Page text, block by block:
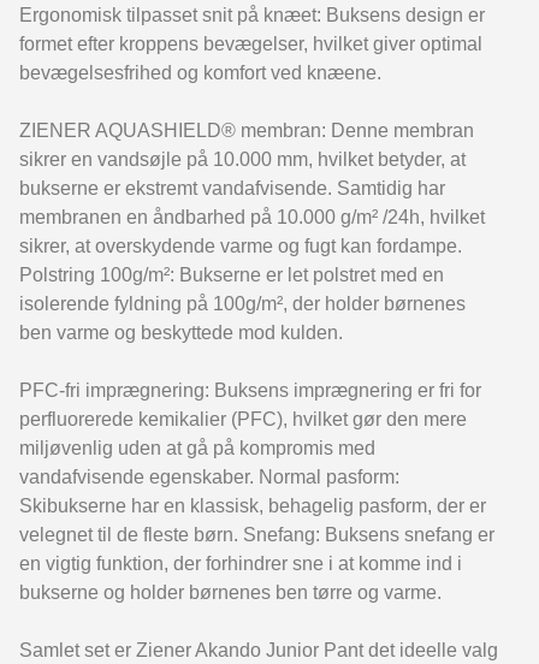
Ergonomisk tilpasset snit på knæet: Buksens design er
formet efter kroppens bevægelser, hvilket giver optimal
bevægelsesfrihed og komfort ved knæene.
ZIENER AQUASHIELD® membran: Denne membran
sikrer en vandsøjle på 10.000 mm, hvilket betyder, at
bukserne er ekstremt vandafvisende. Samtidig har
membranen en åndbarhed på 10.000 g/m² /24h, hvilket
sikrer, at overskydende varme og fugt kan fordampe.
Polstring 100g/m²: Bukserne er let polstret med en
isolerende fyldning på 100g/m², der holder børnenes
ben varme og beskyttede mod kulden.
PFC-fri imprægnering: Buksens imprægnering er fri for
perfluorerede kemikalier (PFC), hvilket gør den mere
miljøvenlig uden at gå på kompromis med
vandafvisende egenskaber. Normal pasform:
Skibukserne har en klassisk, behagelig pasform, der er
velegnet til de fleste børn. Snefang: Buksens snefang er
en vigtig funktion, der forhindrer sne i at komme ind i
bukserne og holder børnenes ben tørre og varme.
Samlet set er Ziener Akando Junior Pant det ideelle valg